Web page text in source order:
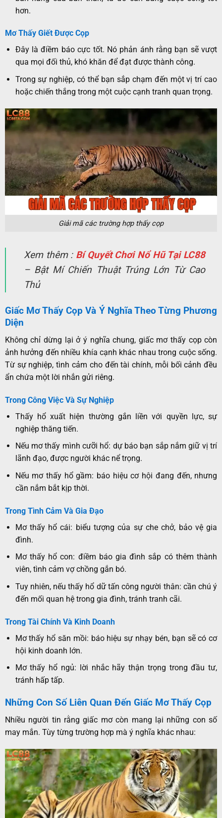
hơn.
Mơ Thấy Giết Được Cọp
Đây là điềm báo cực tốt. Nó phản ánh rằng bạn sẽ vượt
qua mọi đối thủ, khó khăn để đạt được thành công.
Trong sự nghiệp, có thể bạn sắp chạm đến một vị trí cao
hoặc chiến thắng trong một cuộc cạnh tranh quan trọng.
Giải mã các trường hợp thấy cọp
Xem thêm : Bí Quyết Chơi Nổ Hũ Tại LC88
– Bật Mí Chiến Thuật Trúng Lớn Từ Cao
Thủ
Giấc Mơ Thấy Cọp Và Ý Nghĩa Theo Từng Phương
Diện
Không chỉ dừng lại ở ý nghĩa chung, giấc mơ thấy cọp còn
ảnh hưởng đến nhiều khía cạnh khác nhau trong cuộc sống.
Từ sự nghiệp, tình cảm cho đến tài chính, mỗi bối cảnh đều
ẩn chứa một lời nhắn gửi riêng.
Trong Công Việc Và Sự Nghiệp
Thấy hổ xuất hiện thường gắn liền với quyền lực, sự
nghiệp thăng tiến.
Nếu mơ thấy mình cưỡi hổ: dự báo bạn sắp nắm giữ vị trí
lãnh đạo, được người khác nể trọng.
Nếu mơ thấy hổ gầm: báo hiệu cơ hội đang đến, nhưng
cần nắm bắt kịp thời.
Trong Tình Cảm Và Gia Đạo
Mơ thấy hổ cái: biểu tượng của sự che chở, bảo vệ gia
đình.
Mơ thấy hổ con: điềm báo gia đình sắp có thêm thành
viên, tình cảm vợ chồng gắn bó.
Tuy nhiên, nếu thấy hổ dữ tấn công người thân: cần chú ý
đến mối quan hệ trong gia đình, tránh tranh cãi.
Trong Tài Chính Và Kinh Doanh
Mơ thấy hổ săn mồi: báo hiệu sự nhạy bén, bạn sẽ có cơ
hội kinh doanh lớn.
Mơ thấy hổ ngủ: lời nhắc hãy thận trọng trong đầu tư,
tránh hấp tấp.
Những Con Số Liên Quan Đến Giấc Mơ Thấy Cọp
Nhiều người tin rằng giấc mơ còn mang lại những con số
may mắn. Tùy từng trường hợp mà ý nghĩa khác nhau: